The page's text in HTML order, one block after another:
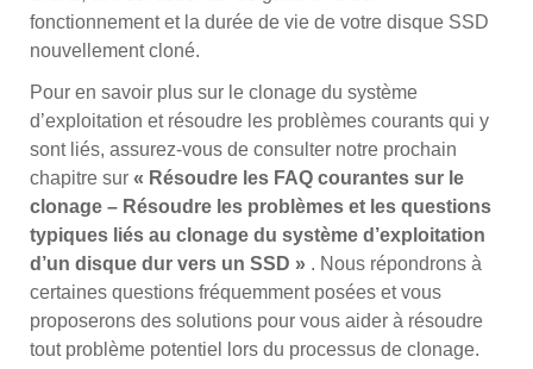
fonctionnement et la durée de vie de votre disque SSD
nouvellement cloné.
Pour en savoir plus sur le clonage du système
d’exploitation et résoudre les problèmes courants qui y
sont liés, assurez-vous de consulter notre prochain
chapitre sur « Résoudre les FAQ courantes sur le
clonage – Résoudre les problèmes et les questions
typiques liés au clonage du système d’exploitation
d’un disque dur vers un SSD » . Nous répondrons à
certaines questions fréquemment posées et vous
proposerons des solutions pour vous aider à résoudre
tout problème potentiel lors du processus de clonage.